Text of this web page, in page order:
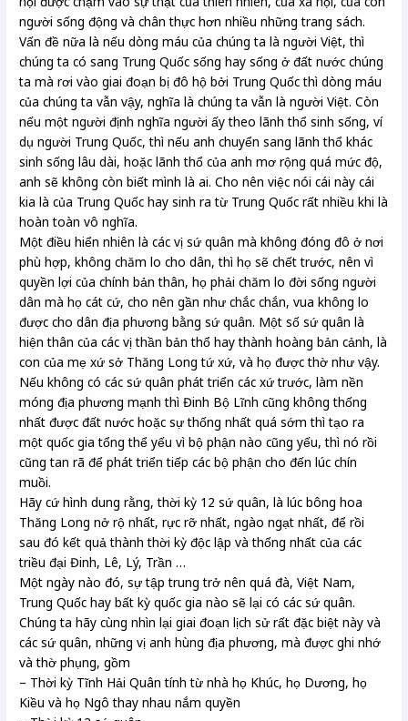
người sống động và chân thực hơn nhiều những trang sách.
Vấn đề nữa là nếu dòng máu của chúng ta là người Việt, thì
chúng ta có sang Trung Quốc sống hay sống ở đất nước chúng
ta mà rơi vào giai đoạn bị đô hộ bởi Trung Quốc thì dòng máu
của chúng ta vẫn vậy, nghĩa là chúng ta vẫn là người Việt. Còn
nếu một người định nghĩa người ấy theo lãnh thổ sinh sống, ví
dụ người Trung Quốc, thì nếu anh chuyển sang lãnh thổ khác
sinh sống lâu dài, hoặc lãnh thổ của anh mơ rộng quá mức độ,
anh sẽ không còn biết mình là ai. Cho nên việc nói cái này cái
kia là của Trung Quốc hay sinh ra từ Trung Quốc rất nhiều khi là
hoàn toàn vô nghĩa.
Một điều hiển nhiên là các vị sứ quân mà không đóng đô ở nơi
phù hợp, không chăm lo cho dân, thì họ sẽ chết trước, nên vì
quyền lợi của chính bản thân, họ phải chăm lo đời sống người
dân mà họ cát cứ, cho nên gần như chắc chắn, vua không lo
được cho dân địa phương bằng sứ quân. Một số sứ quân là
hiện thân của các vị thần bản thổ hay thành hoàng bản cảnh, là
con của mẹ xứ sở Thăng Long tứ xứ, và họ được thờ như vậy.
Nếu không có các sứ quân phát triển các xứ trước, làm nền
móng địa phương mạnh thì Đinh Bộ Lĩnh cũng không thống
nhất được đất nước hoặc sự thống nhất quá sớm thì tạo ra
một quốc gia tổng thể yếu vì bộ phận nào cũng yếu, thì nó rồi
cũng tan rã để phát triển tiếp các bộ phận cho đến lúc chín
muồi.
Hãy cứ hình dung rằng, thời kỳ 12 sứ quân, là lúc bông hoa
Thăng Long nở rộ nhất, rực rỡ nhất, ngào ngạt nhất, để rồi
sau đó kết quả thành thời kỳ độc lập và thống nhất của các
triều đại Đinh, Lê, Lý, Trần …
Một ngày nào đó, sự tập trung trở nên quá đà, Việt Nam,
Trung Quốc hay bất kỳ quốc gia nào sẽ lại có các sứ quân.
Chúng ta hãy cùng nhìn lại giai đoạn lịch sử rất đặc biệt này và
các sứ quân, những vị anh hùng địa phương, mà được ghi nhớ
và thờ phụng, gồm
– Thời kỳ Tĩnh Hải Quân tính từ nhà họ Khúc, họ Dương, họ
Kiều và họ Ngô thay nhau nắm quyền